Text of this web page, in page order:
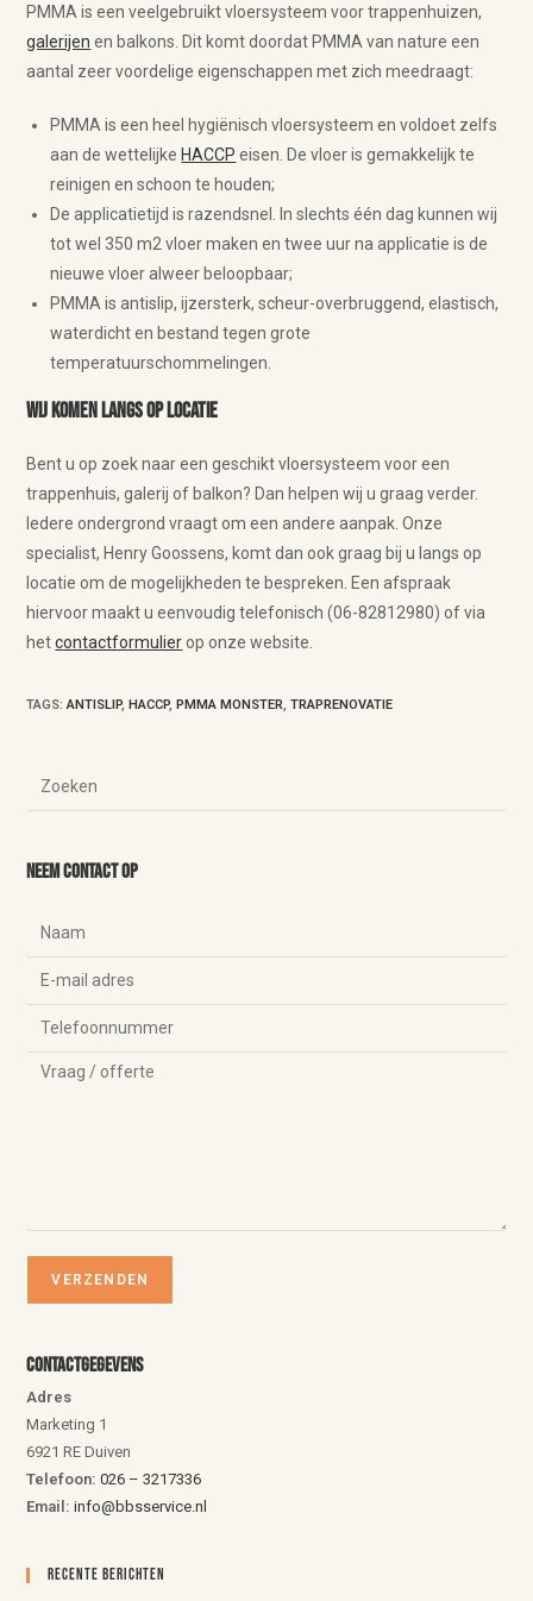
PMMA is een veelgebruikt vloersysteem voor trappenhuizen,
galerijen en balkons. Dit komt doordat PMMA van nature een
aantal zeer voordelige eigenschappen met zich meedraagt:
PMMA is een heel hygiënisch vloersysteem en voldoet zelfs
aan de wettelijke HACCP eisen. De vloer is gemakkelijk te
reinigen en schoon te houden;
De applicatietijd is razendsnel. In slechts één dag kunnen wij
tot wel 350 m2 vloer maken en twee uur na applicatie is de
nieuwe vloer alweer beloopbaar;
PMMA is antislip, ijzersterk, scheur-overbruggend, elastisch,
waterdicht en bestand tegen grote
temperatuurschommelingen.
Wij komen langs op locatie
Bent u op zoek naar een geschikt vloersysteem voor een
trappenhuis, galerij of balkon? Dan helpen wij u graag verder.
Iedere ondergrond vraagt om een andere aanpak. Onze
specialist, Henry Goossens, komt dan ook graag bij u langs op
locatie om de mogelijkheden te bespreken. Een afspraak
hiervoor maakt u eenvoudig telefonisch (06-82812980) of via
hetcontactformulierop onze website.
TAGS:ANTISLIP, HACCP, PMMA MONSTER, TRAPRENOVATIE
Neem contact op
Contactgegevens
Adres
Marketing 1
6921 RE Duiven
Telefoon:026 – 3217336
Email: info@bbsservice.nl
Recente Berichten